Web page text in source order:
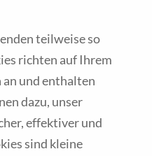
teilweise so
richten auf Ihrem
an und enthalten
dazu, unser
effektiver und
sind kleine